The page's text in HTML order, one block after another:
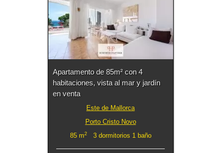
Apartamento de 85m² con 4
habitaciones, vista al mar y jardín
en venta
Este de Mallorca
Porto Cristo Novo
85 m2 3 dormitorios 1 baño